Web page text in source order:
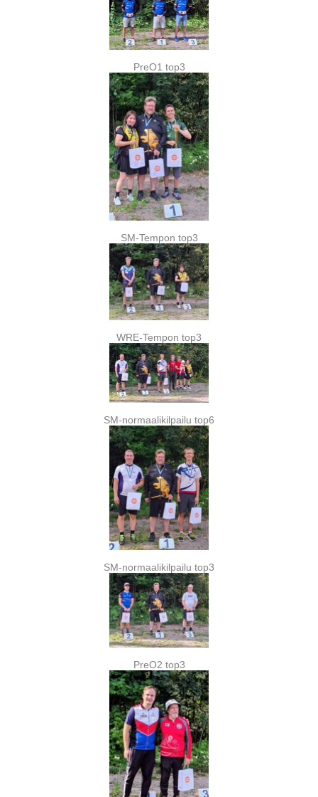
PreO1 top3
SM-Tempon top3
WRE-Tempon top3
SM-normaalikilpailu top6
SM-normaalikilpailu top3
PreO2 top3